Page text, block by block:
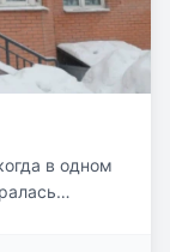
в одном